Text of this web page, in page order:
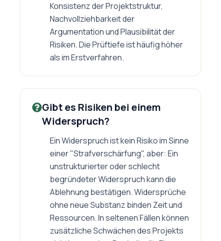
Konsistenz der Projektstruktur,
Nachvollziehbarkeit der
Argumentation und Plausibilität der
Risiken. Die Prüftiefe ist häufig höher
als im Erstverfahren.
Gibt es Risiken bei einem
Widerspruch?
Ein Widerspruch ist kein Risiko im Sinne
einer "Strafverschärfung", aber: Ein
unstrukturierter oder schlecht
begründeter Widerspruch kann die
Ablehnung bestätigen. Widersprüche
ohne neue Substanz binden Zeit und
Ressourcen. In seltenen Fällen können
zusätzliche Schwächen des Projekts